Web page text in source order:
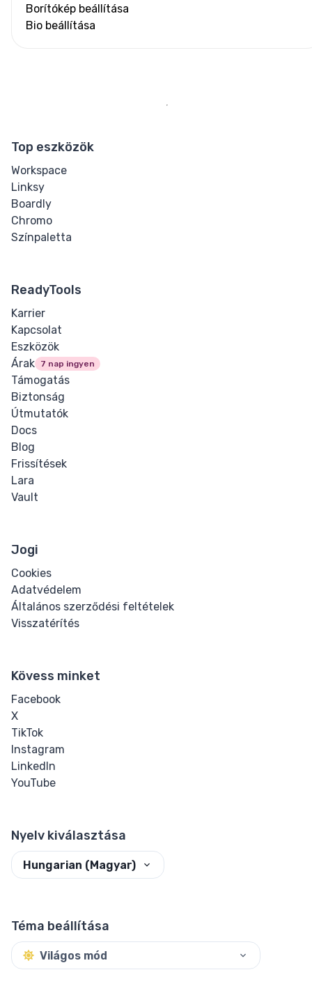
Borítókép beállítása
Bio beállítása
Top eszközök
Workspace
Linksy
Boardly
Chromo
Színpaletta
ReadyTools
Karrier
Kapcsolat
Eszközök
Árak
7 nap ingyen
Támogatás
Biztonság
Útmutatók
Docs
Blog
Frissítések
Lara
Vault
Jogi
Cookies
Adatvédelem
Általános szerződési feltételek
Visszatérítés
Kövess minket
Facebook
X
TikTok
Instagram
LinkedIn
YouTube
Nyelv kiválasztása
Hungarian (Magyar)
Téma beállítása
Világos mód